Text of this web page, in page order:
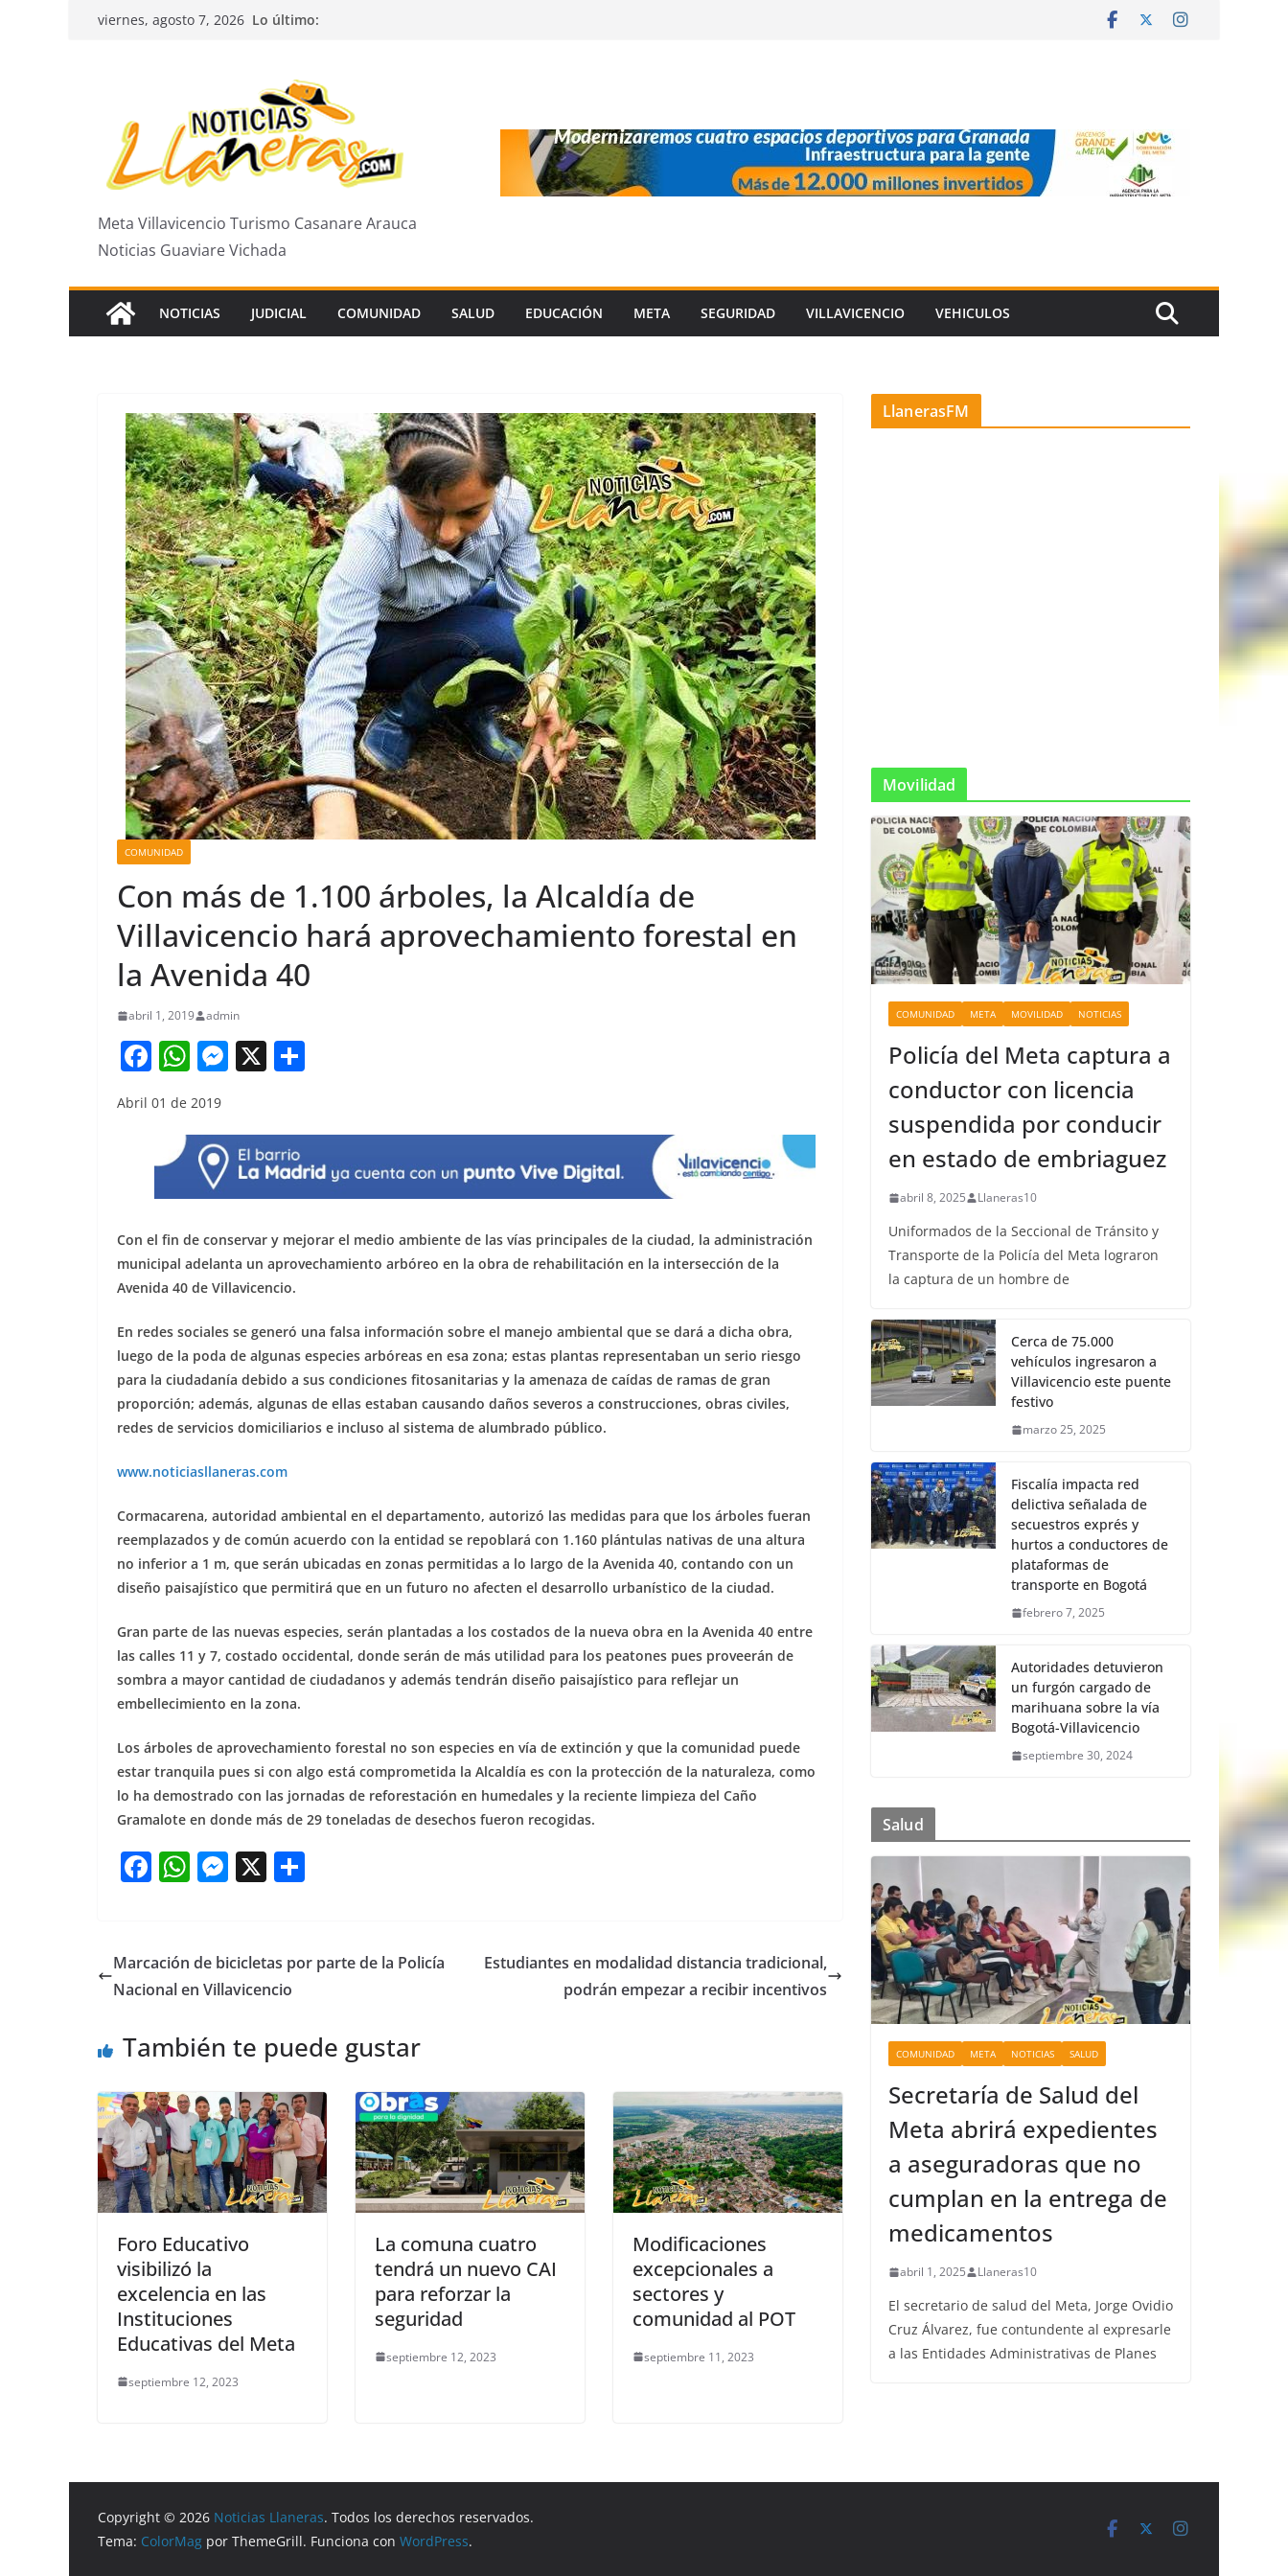
Saltarviernes, agosto 7, 2026 Lo último:
Meta Villavicencio Turismo Casanare Arauca
Noticias Guaviare Vichada
NOTICIAS JUDICIAL COMUNIDAD SALUD EDUCACIÓN META SEGURIDAD VILLAVICENCIO VEHICULOS
COMUNIDAD
Con más de 1.100 árboles, la Alcaldía de
Villavicencio hará aprovechamiento forestal en
la Avenida 40
abril 1, 2019 admin
F
c
b
o
o
k
W
at
s
A
p
p
M
e
n
g
er
X
e
Abril 01 de 2019
Con el fin de conservar y mejorar el medio ambiente de las vías principales de la ciudad, la administración
municipal adelanta un aprovechamiento arbóreo en la obra de rehabilitación en la intersección de la
Avenida 40 de Villavicencio.
En redes sociales se generó una falsa información sobre el manejo ambiental que se dará a dicha obra,
luego de la poda de algunas especies arbóreas en esa zona; estas plantas representaban un serio riesgo
para la ciudadanía debido a sus condiciones fitosanitarias y la amenaza de caídas de ramas de gran
proporción; además, algunas de ellas estaban causando daños severos a construcciones, obras civiles,
redes de servicios domiciliarios e incluso al sistema de alumbrado público.
www.noticiasllaneras.com
Cormacarena, autoridad ambiental en el departamento, autorizó las medidas para que los árboles fueran
reemplazados y de común acuerdo con la entidad se repoblará con 1.160 plántulas nativas de una altura
no inferior a 1 m, que serán ubicadas en zonas permitidas a lo largo de la Avenida 40, contando con un
diseño paisajístico que permitirá que en un futuro no afecten el desarrollo urbanístico de la ciudad.
Gran parte de las nuevas especies, serán plantadas a los costados de la nueva obra en la Avenida 40 entre
las calles 11 y 7, costado occidental, donde serán de más utilidad para los peatones pues proveerán de
sombra a mayor cantidad de ciudadanos y además tendrán diseño paisajístico para reflejar un
embellecimiento en la zona.
Los árboles de aprovechamiento forestal no son especies en vía de extinción y que la comunidad puede
estar tranquila pues si con algo está comprometida la Alcaldía es con la protección de la naturaleza, como
lo ha demostrado con las jornadas de reforestación en humedales y la reciente limpieza del Caño
Gramalote en donde más de 29 toneladas de desechos fueron recogidas.
F
e
b
o
k
W
s
A
p
M
e
n
er
X
e
Marcación de bicicletas por parte de la Policía
Nacional en Villavicencio
Estudiantes en modalidad distancia tradicional,
podrán empezar a recibir incentivos
También te puede gustar
Foro Educativo
visibilizó la
excelencia en las
Instituciones
Educativas del Meta
septiembre 12, 2023
La comuna cuatro
tendrá un nuevo CAI
para reforzar la
seguridad
septiembre 12, 2023
Modificaciones
excepcionales a
sectores y
comunidad al POT
septiembre 11, 2023
LlanerasFM
Movilidad
COMUNIDAD META MOVILIDAD NOTICIAS
Policía del Meta captura a
conductor con licencia
suspendida por conducir
en estado de embriaguez
abril 8, 2025 Llaneras10
Uniformados de la Seccional de Tránsito y
Transporte de la Policía del Meta lograron
la captura de un hombre de
Cerca de 75.000
vehículos ingresaron a
Villavicencio este puente
festivo
marzo 25, 2025
Fiscalía impacta red
delictiva señalada de
secuestros exprés y
hurtos a conductores de
plataformas de
transporte en Bogotá
febrero 7, 2025
Autoridades detuvieron
un furgón cargado de
marihuana sobre la vía
Bogotá-Villavicencio
septiembre 30, 2024
Salud
COMUNIDAD META NOTICIAS SALUD
Secretaría de Salud del
Meta abrirá expedientes
a aseguradoras que no
cumplan en la entrega de
medicamentos
abril 1, 2025 Llaneras10
El secretario de salud del Meta, Jorge Ovidio
Cruz Álvarez, fue contundente al expresarle
a las Entidades Administrativas de Planes
Copyright © 2026 Noticias Llaneras. Todos los derechos reservados.
Tema: ColorMag por ThemeGrill. Funciona con WordPress.